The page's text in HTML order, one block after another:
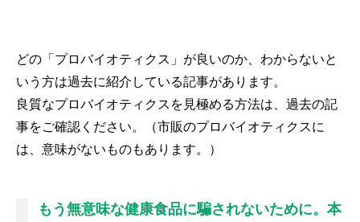
どの「プロバイオティクス」が良いのか、わからないと
いう方は過去に紹介している記事があります。
良質なプロバイオティクスを見極める方法は、過去の記
事をご確認ください。（市販のプロバイオティクスに
は、意味がないものもあります。）
もう無意味な健康食品に騙されないために。本